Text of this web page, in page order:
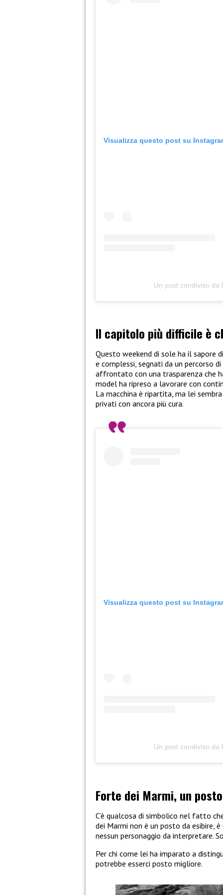
Visualizza questo post su
Un post condiviso da
Il capitolo più difficile è
Questo weekend di sole ha il sapore
e complessi, segnati da un percorso di
affrontato con una trasparenza che
model ha ripreso a lavorare con
La macchina è ripartita, ma lei
privati con ancora più cura.
Visualizza questo post su
Un post condiviso da
Forte dei Marmi, un
C’è qualcosa di simbolico nel fatto
dei Marmi non è un posto da esibire,
nessun personaggio da interpretare.
Per chi come lei ha imparato a
potrebbe esserci posto migliore.